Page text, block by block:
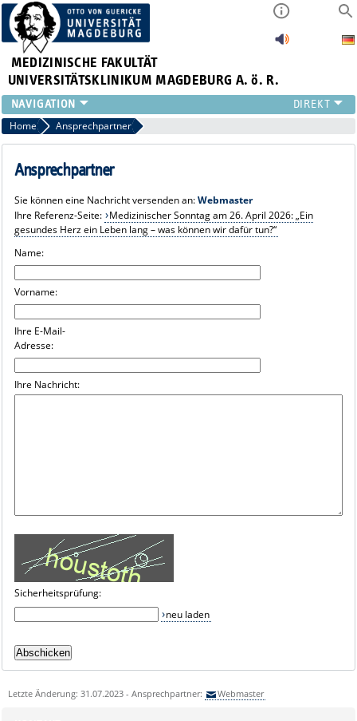
MEDIZINISCHE FAKULTÄT
UNIVERSITÄTSKLINIKUM MAGDEBURG A. ö. R.
INSTITUTE
KLINIKEN
ZENTRALE EINRICHTUNGEN
PRESSE
ÜBER UNS
INTRANET
Home Ansprechpartner
Ansprechpartner
Sie können eine Nachricht versenden an:Webmaster
Ihre Referenz-Seite: Medizinischer Sonntag am 26. April 2026: „Ein
gesundes Herz ein Leben lang – was können wir dafür tun?“
Name:
Vorname:
Ihre E-Mail-
Adresse:
Ihre Nachricht:
Sicherheitsprüfung:
neu laden
Letzte Änderung: 31.07.2023 - Ansprechpartner: Webmaster